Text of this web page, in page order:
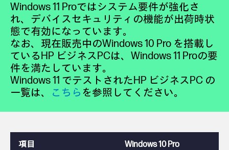
Windows 11 Proではシステム要件が強化さ
れ、デバイスセキュリティの機能が出荷時状
態で有効になっています。
なお、現在販売中のWindows 10 Pro を搭載し
ているHP ビジネスPCは、Windows 11 Proの要
件を満たしています。
Windows 11 でテストされたHP ビジネスPC の
一覧は、
こちら を参照してください。
項目 Windows 10 Pro